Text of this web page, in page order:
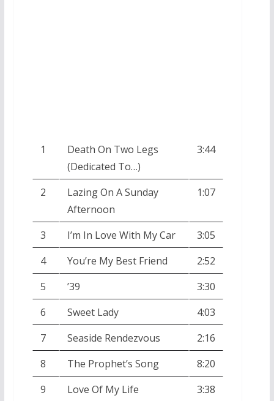
1
Death On Two Legs
(Dedicated To…)
3:44
2
Lazing On A Sunday
Afternoon
1:07
3 I’m In Love With My Car
3:05
4
You’re My Best Friend
2:52
5
’39
3:30
6
Sweet Lady
4:03
7
Seaside Rendezvous
2:16
8
The Prophet’s Song
8:20
9
Love Of My Life
3:38